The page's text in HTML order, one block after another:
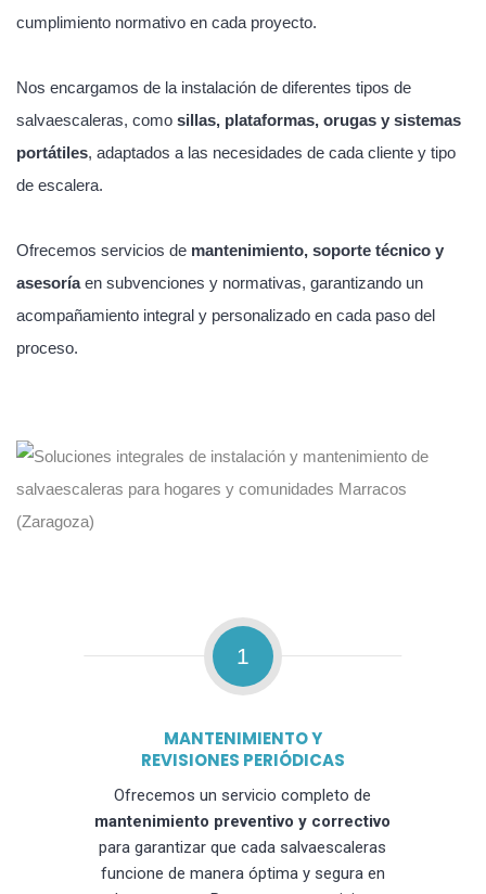
cumplimiento normativo en cada proyecto.
Nos encargamos de la instalación de diferentes tipos de
salvaescaleras, como sillas, plataformas, orugas y sistemas
portátiles, adaptados a las necesidades de cada cliente y tipo
de escalera.
Ofrecemos servicios de mantenimiento, soporte técnico y
asesoríaen subvenciones y normativas, garantizando un
acompañamiento integral y personalizado en cada paso del
proceso.
1
MANTENIMIENTO Y
REVISIONES PERIÓDICAS
Ofrecemos un servicio completo de
mantenimiento preventivo y correctivo
para garantizar que cada salvaescaleras
funcione de manera óptima y segura en